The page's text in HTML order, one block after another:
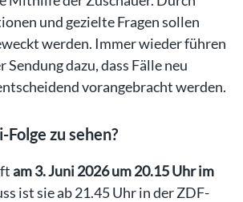
und gezielte Fragen sollen
werden. Immer wieder führen
Sendung dazu, dass Fälle neu
vorangebracht werden.
zu sehen?
am 3. Juni 2026 um 20.15 Uhr im
ist sie ab 21.45 Uhr in der ZDF-